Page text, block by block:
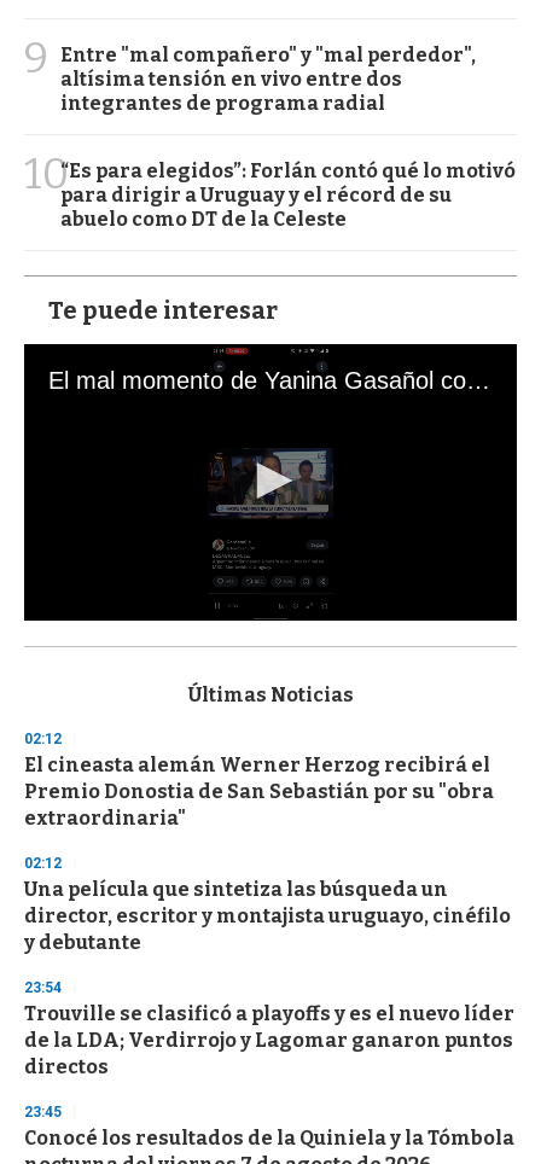
9
Entre "mal compañero" y "mal perdedor",
altísima tensión en vivo entre dos
integrantes de programa radial
10“Es para elegidos”: Forlán contó qué lo motivó
para dirigir a Uruguay y el récord de su
abuelo como DT de la Celeste
Te puede interesar
El mal momento de Yanina Gasañol con un hincha argentino en "Subrayado"
s
d
s
o
f
3
s
e
c
o
n
d
Últimas Noticias
02:12
El cineasta alemán Werner Herzog recibirá el
Premio Donostia de San Sebastián por su "obra
extraordinaria"
02:12
Una película que sintetiza las búsqueda un
director, escritor y montajista uruguayo, cinéfilo
y debutante
23:54
Trouville se clasificó a playoffs y es el nuevo líder
de la LDA; Verdirrojo y Lagomar ganaron puntos
directos
23:45
Conocé los resultados de la Quiniela y la Tómbola